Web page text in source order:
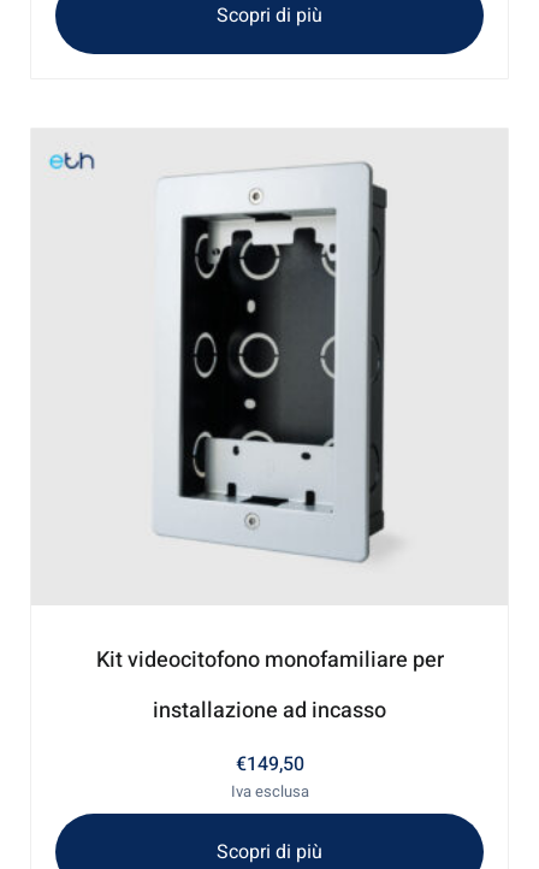
Scopri di più
Kit videocitofono monofamiliare per
installazione ad incasso
€149,50
Iva esclusa
Scopri di più